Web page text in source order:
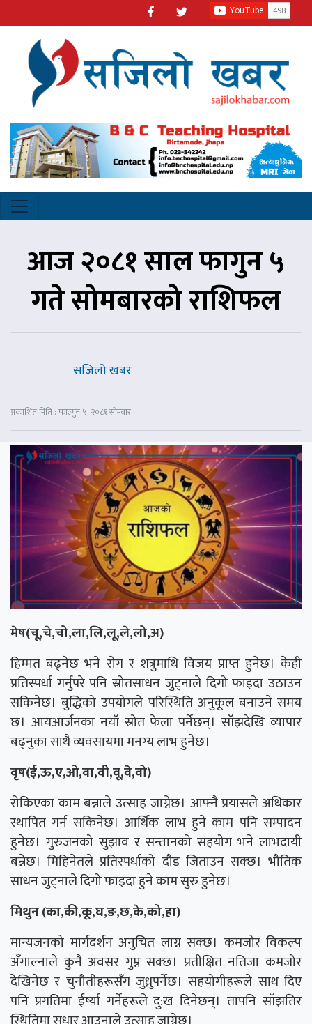
आज २०८१ साल फागुन ५
गते सोमबारको राशिफल
सजिलो खबर
प्रकाशित मिति : फाल्गुन ५, २०८१ सोमबार
मेष(चू,चे,चो,ला,लि,लू,ले,लो,अ)
हिम्मत बढ्नेछ भने राेग र शत्रुमाथि विजय प्राप्त हुनेछ। केही
प्रतिस्पर्धा गर्नुपरे पनि स्रोतसाधन जुट्नाले दिगो फाइदा उठाउन
सकिनेछ। बुद्धिको उपयोगले परिस्थिति अनुकूल बनाउने समय
छ। आयआर्जनका नयाँ स्रोत फेला पर्नेछन्। साँझदेखि व्यापार
बढ्नुका साथै व्यवसायमा मनग्य लाभ हुनेछ।
वृष(ई,ऊ,ए,ओ,वा,वी,वू,वे,वो)
रोकिएका काम बन्नाले उत्साह जाग्नेछ। आफ्नै प्रयासले अधिकार
स्थापित गर्न सकिनेछ। आर्थिक लाभ हुने काम पनि सम्पादन
हुनेछ। गुरुजनको सुझाव र सन्तानको सहयोग भने लाभदायी
बन्नेछ। मिहिनेतले प्रतिस्पर्धाको दौड जिताउन सक्छ। भौतिक
साधन जुट्नाले दिगो फाइदा हुने काम सुरु हुनेछ।
मिथुन (का,की,कू,घ,ङ,छ,के,को,हा)
मान्यजनको मार्गदर्शन अनुचित लाग्न सक्छ। कमजोर विकल्प
अँगाल्नाले कुनै अवसर गुम्न सक्छ। प्रतीक्षित नतिजा कमजोर
देखिनेछ र चुनौतीहरूसँग जुध्नुपर्नेछ। सहयोगीहरूले साथ दिए
पनि प्रगतिमा ईर्ष्या गर्नेहरूले दु:ख दिनेछन्। तापनि साँझतिर